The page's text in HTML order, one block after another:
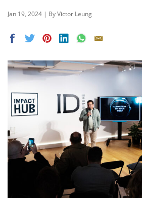
Jan 19, 2024 | By Victor Leung